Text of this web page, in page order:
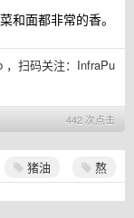
和面都非常的香。
扫码关注： InfraPu
442 次点击
猪油 熬